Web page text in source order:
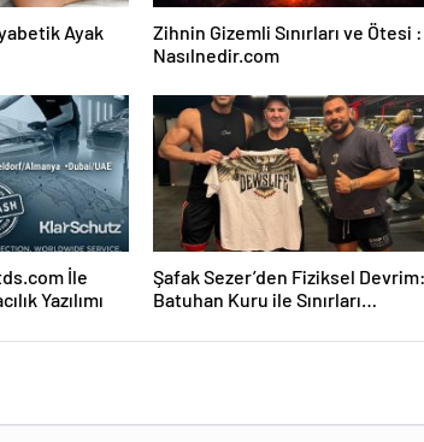
Ayak
Zihnin Gizemli Sınırları ve Ötesi :
Nasılnedir.com
İle
Yazılımı
Şafak Sezer’den Fiziksel Devrim:
Batuhan Kuru ile Sınırları